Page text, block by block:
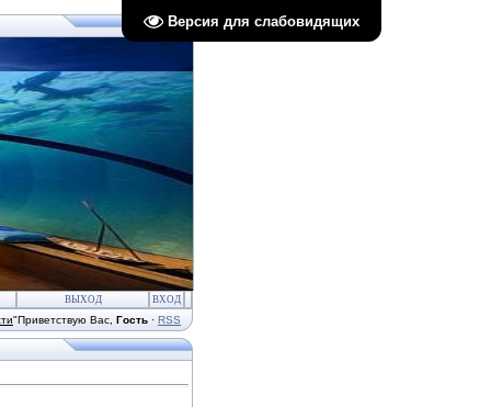
Версия для слабовидящих
ВЫХОД ВХОД
"Приветствую Вас Гость · RSS